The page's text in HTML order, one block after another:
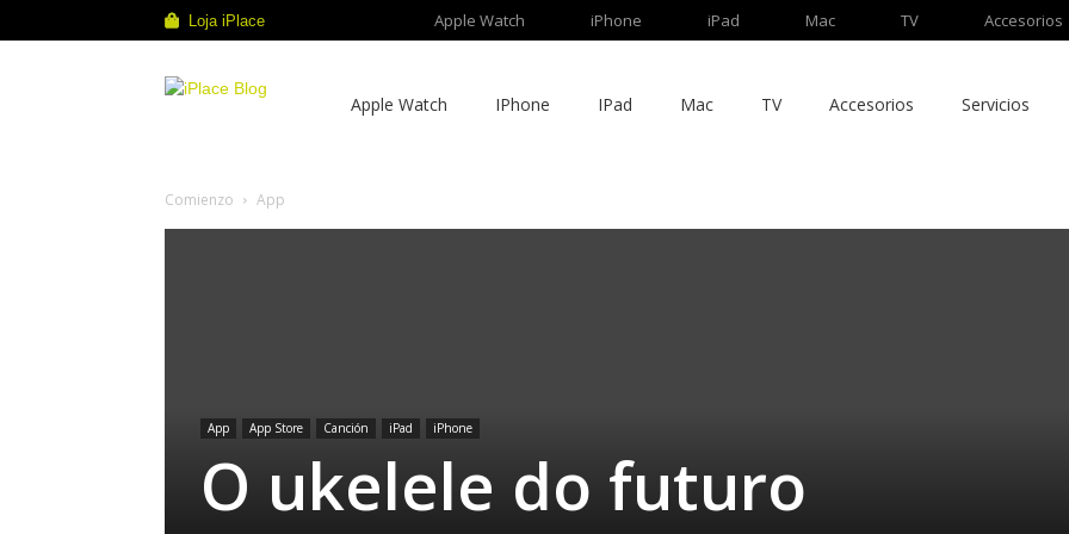
Loja iPlace Apple Watch iPhone iPad Mac TV Accesorios
Apple Watch IPhone IPad Mac TV Accesorios Servicios
Comienzo App
App App Store Canción iPad iPhone
O ukelele do futuro